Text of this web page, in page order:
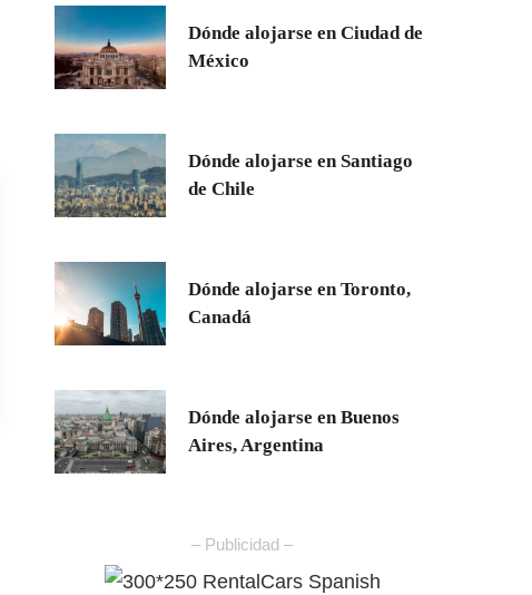
Dónde alojarse en Ciudad de
México
Dónde alojarse en Santiago
de Chile
Dónde alojarse en Toronto,
Canadá
Dónde alojarse en Buenos
Aires, Argentina
– Publicidad –